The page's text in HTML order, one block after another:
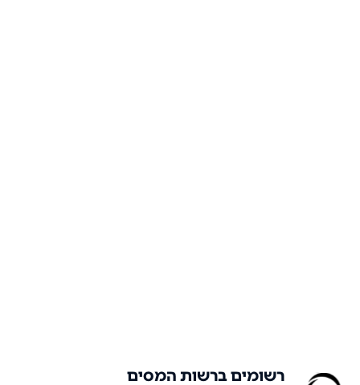
רשומים ברשות המסים